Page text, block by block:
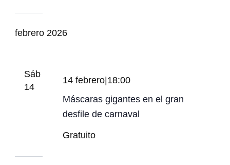
febrero 2026
Sáb
14
Máscaras gigantes en el gran
desfile de carnaval
14 febrero|18:00
Gratuito